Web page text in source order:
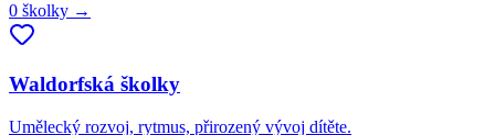
0 školky →
Waldorfská školky
Umělecký rozvoj, rytmus, přirozený vývoj dítěte.